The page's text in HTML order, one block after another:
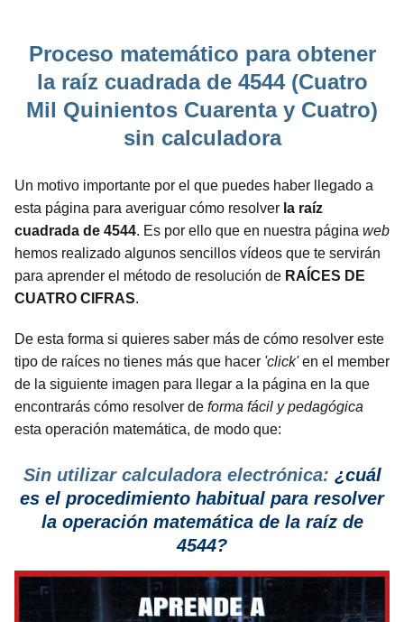
Proceso matemático para obtener
la raíz cuadrada de 4544 (Cuatro
Mil Quinientos Cuarenta y Cuatro)
sin calculadora
Un motivo importante por el que puedes haber llegado a
esta página para averiguar cómo resolver la raíz
cuadrada de 4544. Es por ello que en nuestra página web
hemos realizado algunos sencillos vídeos que te servirán
para aprender el método de resolución de RAÍCES DE
CUATRO CIFRAS.
De esta forma si quieres saber más de cómo resolver este
tipo de raíces no tienes más que hacer 'click'en el member
de la siguiente imagen para llegar a la página en la que
encontrarás cómo resolver de forma fácil y pedagógica
esta operación matemática, de modo que:
Sin utilizar calculadora electrónica: ¿cuál
es el procedimiento habitual para resolver
la operación matemática de la raíz de
4544?